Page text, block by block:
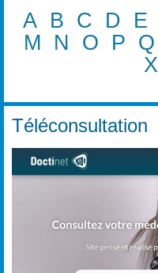
A B C D E
M
N O P Q
X
Téléconsultation